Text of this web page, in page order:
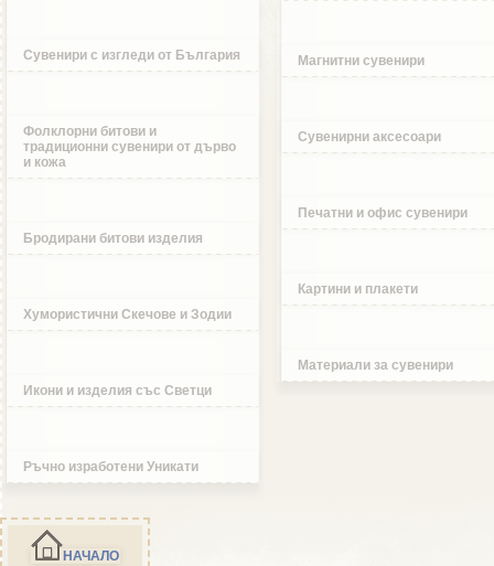
Сувенири с изгледи от България
Фолклорни битови и
традиционни сувенири от дърво
и кожа
Бродирани битови изделия
Хумористични Скечове и Зодии
Икони и изделия със Светци
Ръчно изработени Уникати
Магнитни сувенири
Сувенирни аксесоари
Печатни и офис сувенири
Картини и плакети
Материали за сувенири
НАЧАЛО